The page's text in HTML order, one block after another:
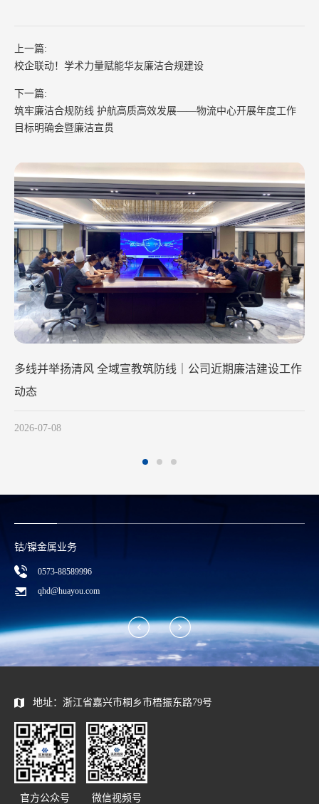
清风润初心 廉洁践使命
上一篇:
校企联动！学术力量赋能华友廉洁合规建设
下一篇:
筑牢廉洁合规防线 护航高质高效发展——物流中心开展年度工作
目标明确会暨廉洁宣贯
合规举报方式
0573—88589103
report@huayou.com
地址：浙江省嘉兴市桐乡市梧振东路79号
官方公众号 微信视频号